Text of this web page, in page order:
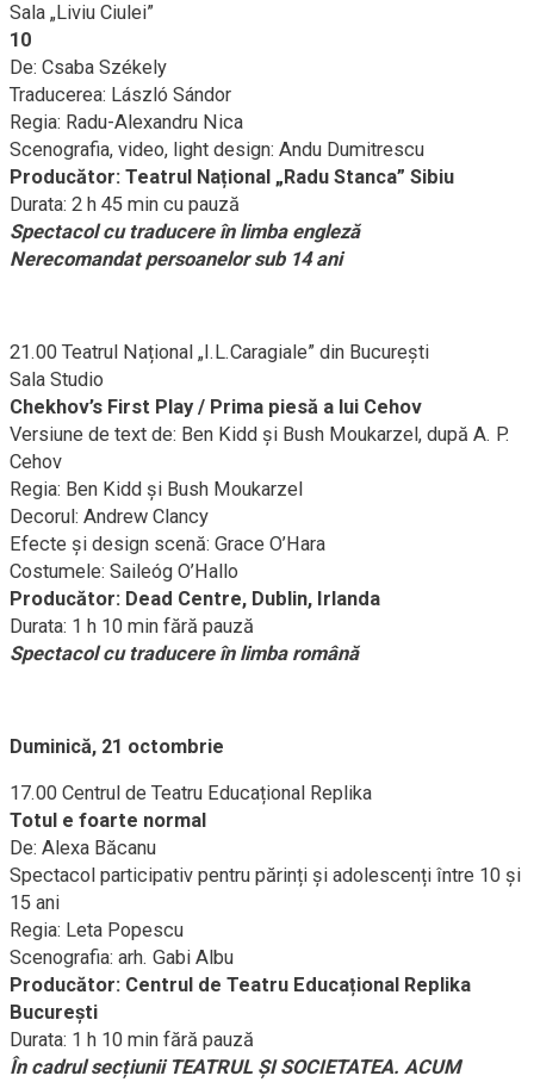
Sala „Liviu Ciulei”
10
De: Csaba Székely
Traducerea: László Sándor
Regia: Radu-Alexandru Nica
Scenografia, video, light design: Andu Dumitrescu
Producător: Teatrul Național „Radu Stanca” Sibiu
Durata: 2 h 45 min cu pauză
Spectacol cu traducere în limba engleză
Nerecomandat persoanelor sub 14 ani
21.00 Teatrul Național „I.L.Caragiale” din București
Sala Studio
Chekhov’s First Play / Prima piesă a lui Cehov
Versiune de text de: Ben Kidd și Bush Moukarzel, după A. P.
Cehov
Regia: Ben Kidd și Bush Moukarzel
Decorul: Andrew Clancy
Efecte și design scenă: Grace O’Hara
Costumele: Saileóg O’Hallo
Producător: Dead Centre, Dublin, Irlanda
Durata: 1 h 10 min fără pauză
Spectacol cu traducere în limba română
Duminică, 21 octombrie
17.00 Centrul de Teatru Educațional Replika
Totul e foarte normal
De: Alexa Băcanu
Spectacol participativ pentru părinți și adolescenți între 10 și
15 ani
Regia: Leta Popescu
Scenografia: arh. Gabi Albu
Producător: Centrul de Teatru Educațional Replika
Bucureşti
Durata: 1 h 10 min fără pauză
În cadrul secțiunii TEATRUL ŞI SOCIETATEA. ACUM